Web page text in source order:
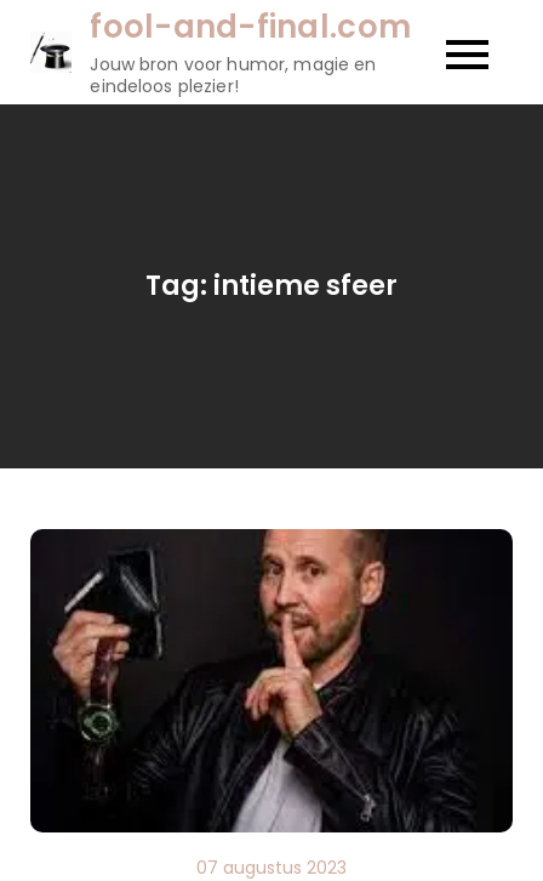
fool-and-final.com
Jouw bron voor humor, magie en
eindeloos plezier!
Tag: intieme sfeer
07 augustus 2023